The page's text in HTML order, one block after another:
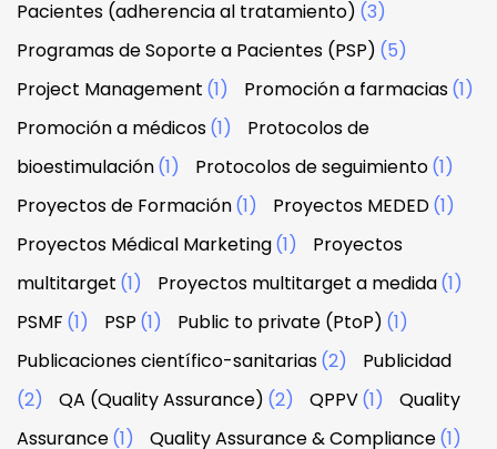
Pacientes (adherencia al tratamiento) (3)
Programas de Soporte a Pacientes (PSP) (5)
Project Management (1) Promoción a farmacias(1)
Promoción a médicos(1)
Protocolos de
bioestimulación(1) Protocolos de seguimiento(1)
Proyectos de Formación(1) Proyectos MEDED(1)
Proyectos Médical Marketing(1)
Proyectos
multitarget (1) Proyectos multitarget a medida(1)
PSMF (1) PSP (1) Public to private (PtoP) (1)
Publicaciones científico-sanitarias(2)
Publicidad
(2)
QA (Quality Assurance) (2) QPPV(1)
Quality
Assurance(1) Quality Assurance & Compliance(1)